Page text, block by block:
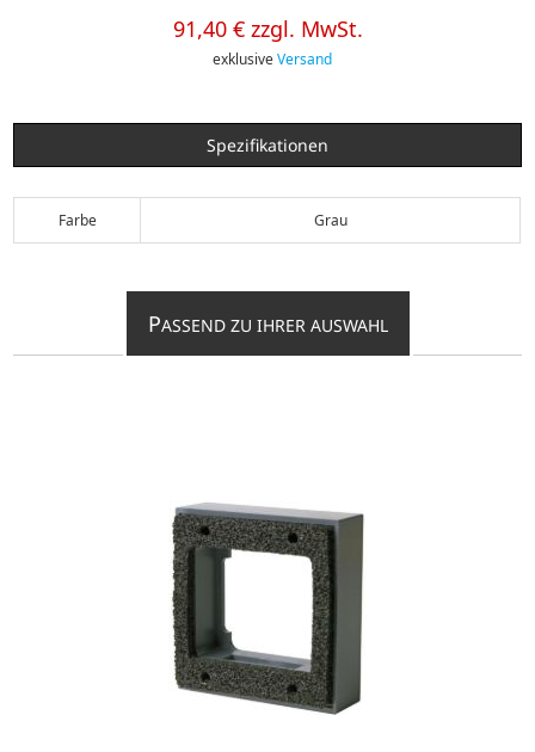
91,40 € zzgl. MwSt.
exklusiveVersand
Spezifikationen
Farbe Grau
PASSEND ZU IHRER AUSWAHL